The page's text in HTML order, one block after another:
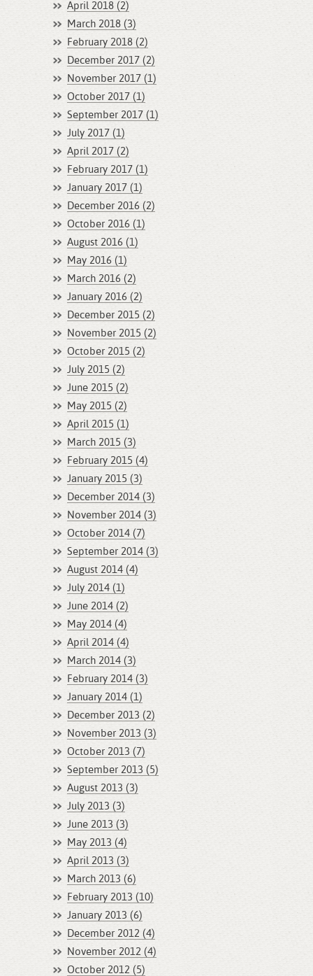
April 2018 (2)
March 2018 (3)
February 2018 (2)
December 2017 (2)
November 2017 (1)
October 2017 (1)
September 2017 (1)
July 2017 (1)
April 2017 (2)
February 2017 (1)
January 2017 (1)
December 2016 (2)
October 2016 (1)
August 2016 (1)
May 2016 (1)
March 2016 (2)
January 2016 (2)
December 2015 (2)
November 2015 (2)
October 2015 (2)
July 2015 (2)
June 2015 (2)
May 2015 (2)
April 2015 (1)
March 2015 (3)
February 2015 (4)
January 2015 (3)
December 2014 (3)
November 2014 (3)
October 2014 (7)
September 2014 (3)
August 2014 (4)
July 2014 (1)
June 2014 (2)
May 2014 (4)
April 2014 (4)
March 2014 (3)
February 2014 (3)
January 2014 (1)
December 2013 (2)
November 2013 (3)
October 2013 (7)
September 2013 (5)
August 2013 (3)
July 2013 (3)
June 2013 (3)
May 2013 (4)
April 2013 (3)
March 2013 (6)
February 2013 (10)
January 2013 (6)
December 2012 (4)
November 2012 (4)
October 2012 (5)